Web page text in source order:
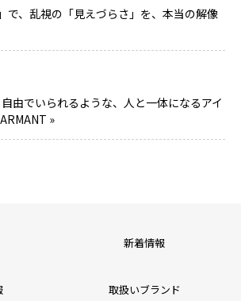
で、乱視の「見えづらさ」を、本当の解像
由でいられるような、人と一体になるアイ
»
新着情報
取扱いブランド